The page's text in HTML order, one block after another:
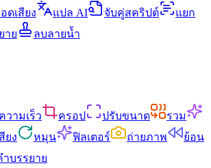
ดเสียง แปล AI จับคู่สคริปต์
แยก
าย ลบลายน้ำ
ความเร็ว ครอป ปรับขนาด
รวม
ยง หมุน ฟิลเตอร์ ถ่ายภาพ
ย้อน
ำบรรยาย